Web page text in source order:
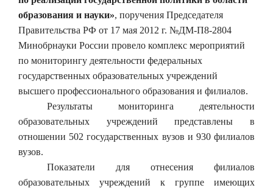
образования и науки», поручения Председателя
Правительства РФ от 17 мая 2012 г. №ДМ-П8-2804
Минобрнауки России провело комплекс мероприятий
по мониторингу деятельности федеральных
государственных образовательных учреждений
высшего профессионального образования и филиалов.
Результаты мониторинга деятельности
образовательных учреждений
представлены в
отношении 502 государственных вузов и 930 филиалов
вузов.
Показатели для отнесения филиалов
образовательных учреждений к группе имеющих